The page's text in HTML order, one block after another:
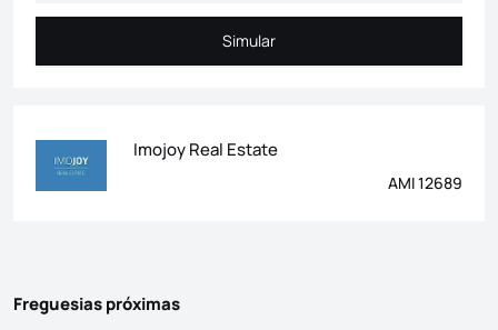
Simular
Simular
Imojoy Real Estate
AMI 12689
Freguesias próximas